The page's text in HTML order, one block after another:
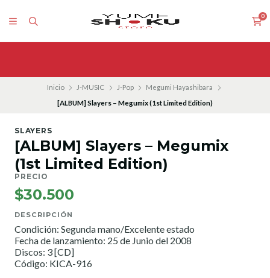
0
Inicio J-MUSIC J-Pop
Megumi Hayashibara
[ALBUM] Slayers – Megumix (1st Limited Edition)
SLAYERS
[ALBUM] Slayers – Megumix
(1st Limited Edition)
PRECIO
$30.500
DESCRIPCIÓN
Condición: Segunda mano/Excelente estado
Fecha de lanzamiento: 25 de Junio del 2008
Discos: 3 [CD]
Código: KICA-916